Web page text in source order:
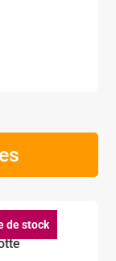
de stock